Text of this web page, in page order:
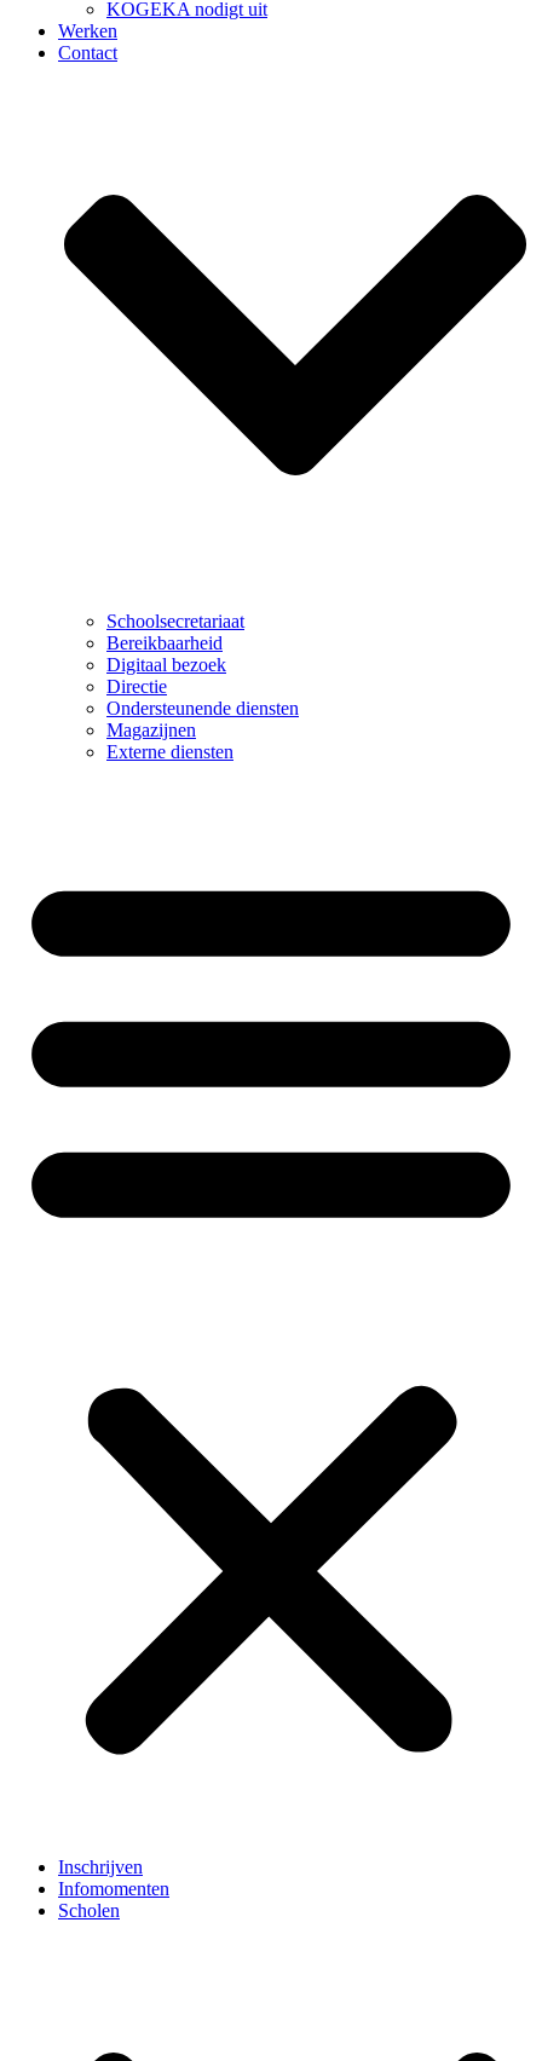
KOGEKA nodigt uit
Werken
Contact
Schoolsecretariaat
Bereikbaarheid
Digitaal bezoek
Directie
Ondersteunende diensten
Magazijnen
Externe diensten
Inschrijven
Infomomenten
Scholen